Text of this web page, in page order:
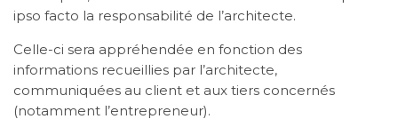
ipso facto la responsabilité de l’architecte.
Celle-ci sera appréhendée en fonction des
informations recueillies par l’architecte,
communiquées au client et aux tiers concernés
(notamment l’entrepreneur).